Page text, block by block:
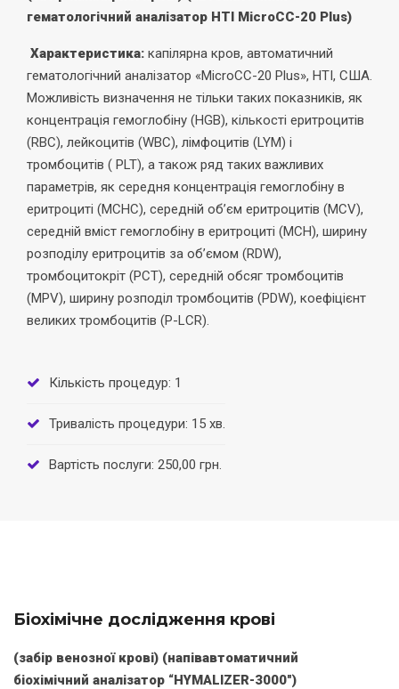
гематологічний аналізатор НТІ MicroCC-20 Plus)
Характеристика: капілярна кров, автоматичний
гематологічний аналізатор «MicroCC-20 Plus», HTI, США.
Можливість визначення не тільки таких показників, як
концентрація гемоглобіну (HGB), кількості еритроцитів
(RBC), лейкоцитів (WBC), лімфоцитів (LYM) і
тромбоцитів ( PLT), а також ряд таких важливих
параметрів, як середня концентрація гемоглобіну в
еритроциті (MCHC), середній об’єм еритроцитів (MCV),
середній вміст гемоглобіну в еритроциті (MCH), ширину
розподілу еритроцитів за об’ємом (RDW),
тромбоцитокріт (РСТ), середній обсяг тромбоцитів
(MPV), ширину розподіл тромбоцитів (PDW), коефіцієнт
великих тромбоцитів (P-LCR).
Кількість процедур: 1
Тривалість процедури: 15 хв.
Вартість послуги: 250,00 грн.
Біохімічне дослідження крові
(забір венозної крові) (напівавтоматичний
біохімічний аналізатор “HYMALIZER-3000″)